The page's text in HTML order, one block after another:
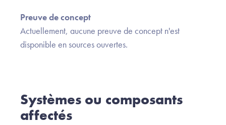
Preuve de concept
Actuellement, aucune preuve de concept n'est
disponible en sources ouvertes.
Systèmes ou composants
affectés